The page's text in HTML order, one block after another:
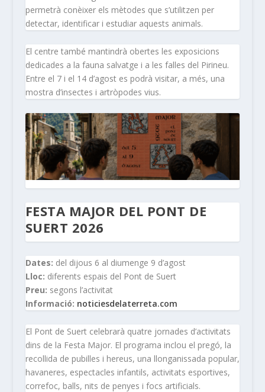
permetrà conèixer els mètodes que s’utilitzen per
detectar, identificar i estudiar aquests animals.
El centre també mantindrà obertes les exposicions
dedicades a la fauna salvatge i a les falles del Pirineu.
Entre el 7 i el 14 d’agost es podrà visitar, a més, una
mostra d’insectes i artròpodes vius.
FESTA MAJOR DEL PONT DE
SUERT 2026
Dates: del dijous 6 al diumenge 9 d’agost
Lloc: diferents espais del Pont de Suert
Preu: segons l’activitat
Informació: noticiesdelaterreta.com
El Pont de Suert celebrarà quatre jornades d’activitats
dins de la Festa Major. El programa inclou el pregó, la
recollida de pubilles i hereus, una llonganissada popular,
havaneres, espectacles infantils, activitats esportives,
correfoc, balls, nits de penyes i focs artificials.